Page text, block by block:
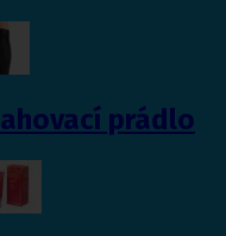
prádlo